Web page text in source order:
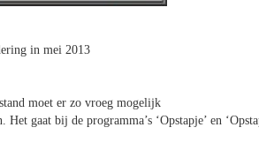
in mei 2013
moet er zo vroeg mogelijk
gaat bij de programma’s ‘Opstapje’ en